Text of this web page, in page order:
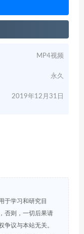
MP4视频
永久
2019年12月31日
于学习和研究目
否则，一切后果请
争议与本站无关。